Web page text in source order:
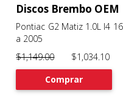
Previous
Discos Brembo OEM
Pontiac G2 Matiz 1.0L I4
a 2005
$1,149.00$1,034.10
Comprar